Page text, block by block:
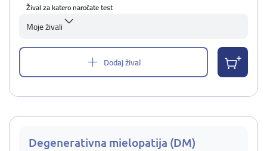
Žival za katero naročate test
Moje živali
Dodaj žival
Degenerativna mielopatija (DM)